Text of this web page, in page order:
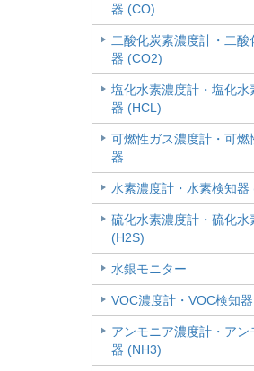
器 (CO)
二酸化炭素濃度計・二酸
器 (CO2)
塩化水素濃度計・塩化水
器 (HCL)
可燃性ガス濃度計・可燃
器
水素濃度計・水素検知器
硫化水素濃度計・硫化水
(H2S)
水銀モニター
VOC濃度計・VOC検知器
アンモニア濃度計・アン
器 (NH3)